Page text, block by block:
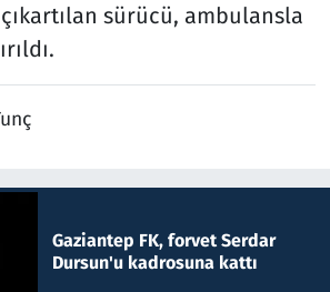
sürücü, ambulansla
Gaziantep FK, forvet Serdar
Dursun'u kadrosuna kattı